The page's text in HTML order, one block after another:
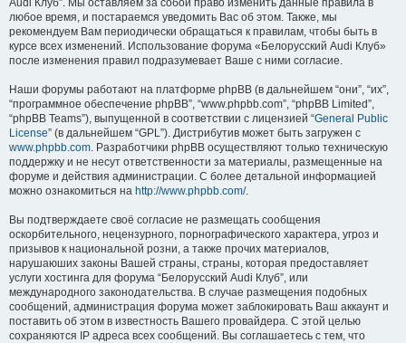
Audi Клуб”. Мы оставляем за собой право изменить данные правила в
любое время, и постараемся уведомить Вас об этом. Также, мы
рекомендуем Вам периодически обращаться к правилам, чтобы быть в
курсе всех изменений. Использование форума «Белорусский Audi Клуб»
после изменения правил подразумевает Ваше с ними согласие.
Наши форумы работают на платформе phpBB (в дальнейшем “они”, “их”,
“программное обеспечение phpBB”, “www.phpbb.com”, “phpBB Limited”,
“phpBB Teams”), выпущенной в соответствии с лицензией “General Public
License” (в дальнейшем “GPL”). Дистрибутив может быть загружен с
www.phpbb.com. Разработчики phpBB осуществляют только техническую
поддержку и не несут ответственности за материалы, размещенные на
форуме и действия администрации. С более детальной информацией
можно ознакомиться на http://www.phpbb.com/.
Вы подтверждаете своё согласие не размещать сообщения
оскорбительного, нецензурного, порнографического характера, угроз и
призывов к национальной розни, а также прочих материалов,
нарушаюших законы Вашей страны, страны, которая предоставляет
услуги хостинга для форума “Белорусский Audi Клуб”, или
международного законодательства. В случае размещения подобных
сообщений, администрация форума может заблокировать Ваш аккаунт и
поставить об этом в известность Вашего провайдера. С этой целью
сохраняются IP адреса всех сообщений. Вы соглашаетесь с тем, что